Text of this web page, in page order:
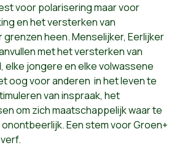
voor polarisering maar voor
en het versterken van
heen. Menselijker, Eerlijker
met het versterken van
elke jongere en elke volwassene
oog voor anderen in het leven te
van inspraak, het
om zich maatschappelijk waar te
Een stem voor Groen+